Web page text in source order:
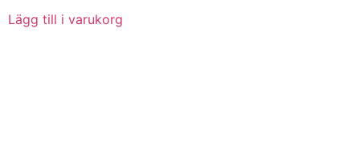
Lägg till i varukorg